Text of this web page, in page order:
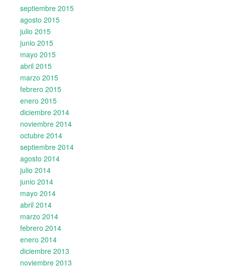
septiembre 2015
agosto 2015
julio 2015
junio 2015
mayo 2015
abril 2015
marzo 2015
febrero 2015
enero 2015
diciembre 2014
noviembre 2014
octubre 2014
septiembre 2014
agosto 2014
julio 2014
junio 2014
mayo 2014
abril 2014
marzo 2014
febrero 2014
enero 2014
diciembre 2013
noviembre 2013